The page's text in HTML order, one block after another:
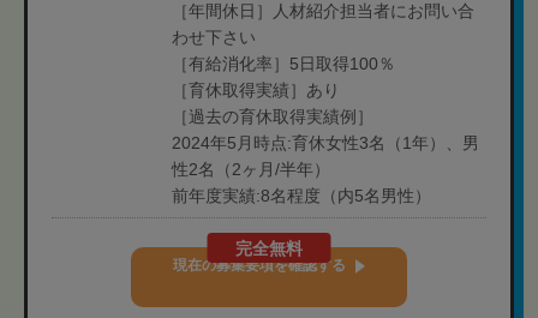
［年間休日］人材紹介担当者にお問い合
わせ下さい
［有給消化率］5日取得100％
［育休取得実績］あり
［過去の育休取得実績例］
2024年5月時点:育休女性3名（1年）、男
性2名（2ヶ月/半年）
前年度実績:8名程度（内5名男性）
完全無料
現在の募集要項を確認する